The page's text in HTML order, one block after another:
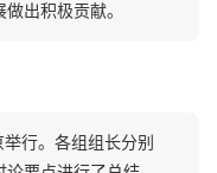
出积极贡献。
行。各组组长分别